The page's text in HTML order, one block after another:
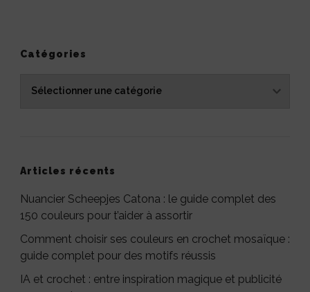
Catégories
Catégories
Articles récents
Nuancier Scheepjes Catona : le guide complet des
150 couleurs pour t’aider à assortir
Comment choisir ses couleurs en crochet mosaïque :
guide complet pour des motifs réussis
IA et crochet : entre inspiration magique et publicité